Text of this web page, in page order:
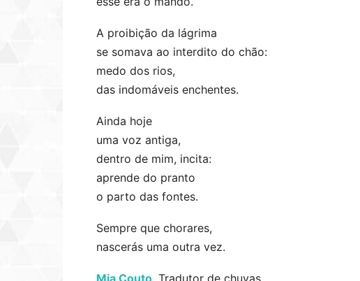
A proibição da lágrima
se somava ao interdito do chão:
medo dos rios,
das indomáveis enchentes.
Ainda hoje
uma voz antiga,
dentro de mim, incita:
aprende do pranto
o parto das fontes.
Sempre que chorares,
nascerás uma outra vez.
Mia Couto, Tradutor de chuvas